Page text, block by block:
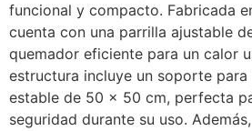
funcional y compacto. Fabricada
cuenta con una parrilla ajustable
quemador eficiente para un calor
estructura incluye un soporte
estable de 50 x 50 cm, perfecta
seguridad durante su uso.